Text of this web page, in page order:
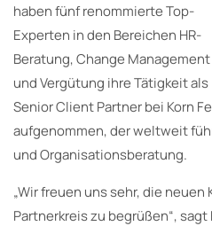
haben fünf renommierte Top-
Experten in den Bereichen HR-
Beratung, Change Management
und Vergütung ihre Tätigkeit als
Senior Client Partner bei Korn
aufgenommen, der weltweit
und Organisationsberatung.
„Wir freuen uns sehr, die
Partnerkreis zu begrüßen“,